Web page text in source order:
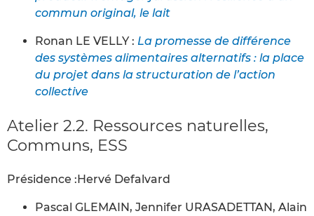
commun original, le lait
Ronan LE VELLY : La promesse de différence
des systèmes alimentaires alternatifs : la place
du projet dans la structuration de l’action
collective
Atelier 2.2. Ressources naturelles,
Communs, ESS
Présidence :Hervé Defalvard
Pascal GLEMAIN, Jennifer URASADETTAN, Alain